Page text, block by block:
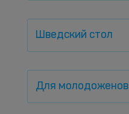
Шведский стол
Для молодоженов